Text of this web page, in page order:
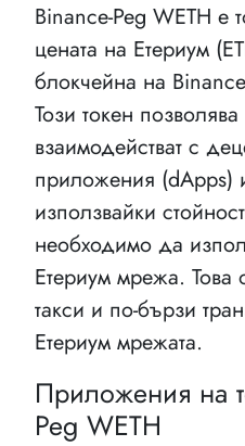
Binance-Peg WETH е
цената на Етериум
блокчейна на
Този токен
взаимодействат с
приложения (dApps)
използвайки
необходимо да
Етериум мрежа. Това
такси и по-бързи
Етериум мрежата.
Приложения на
Peg WETH